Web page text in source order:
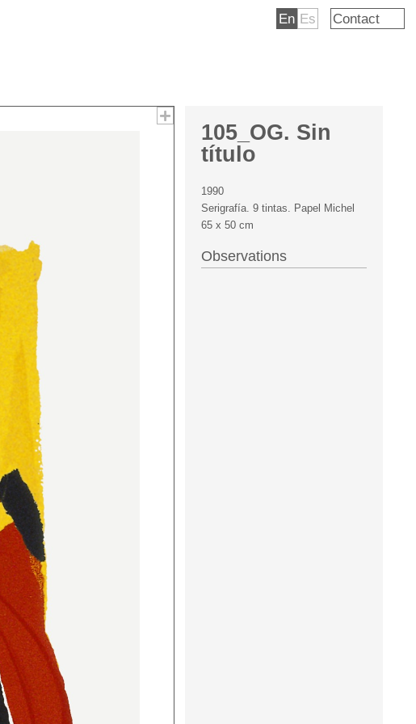
En Es Contact
105_OG. Sin
título
1990
Serigrafía. 9 tintas. Papel Michel
65 x 50 cm
Observations